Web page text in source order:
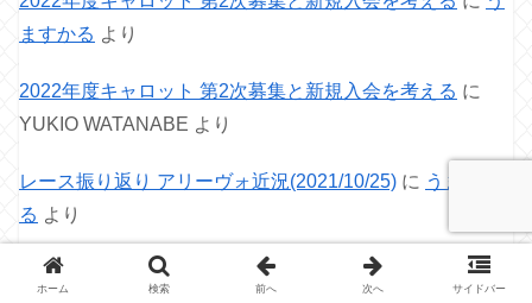
ますかる より
2022年度キャロット 第2次募集と新規入会を考える に
YUKIO WATANABE より
レース振り返り アリーヴォ近況(2021/10/25) に うますか
る より
レース振り返り アリーヴォ近況(2021/10/25)
ま～くん
ホーム 検索 前へ 次へ サイドバー